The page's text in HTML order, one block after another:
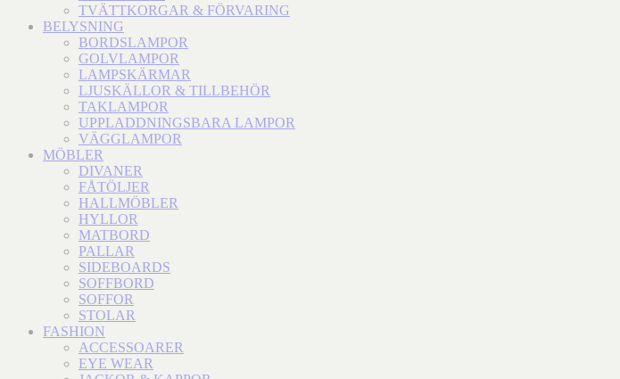
TVÄTTKORGAR & FÖRVARING
BELYSNING
BORDSLAMPOR
GOLVLAMPOR
LAMPSKÄRMAR
LJUSKÄLLOR & TILLBEHÖR
TAKLAMPOR
UPPLADDNINGSBARA LAMPOR
VÄGGLAMPOR
MÖBLER
DIVANER
FÅTÖLJER
HALLMÖBLER
HYLLOR
MATBORD
PALLAR
SIDEBOARDS
SOFFBORD
SOFFOR
STOLAR
FASHION
ACCESSOARER
EYE WEAR